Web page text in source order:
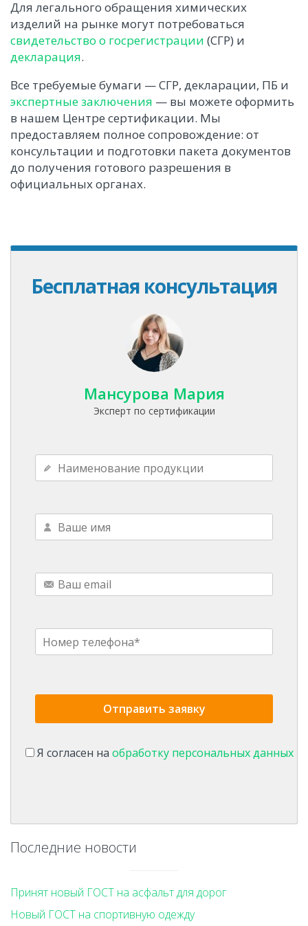
Для легального обращения химических
изделий на рынке могут потребоваться
свидетельство о госрегистрации (СГР) и
декларация.
Все требуемые бумаги — СГР, декларации, ПБ и
экспертные заключения — вы можете оформить
в нашем Центре сертификации. Мы
предоставляем полное сопровождение: от
консультации и подготовки пакета документов
до получения готового разрешения в
официальных органах.
Бесплатная консультация
Мансурова Мария
Эксперт по сертификации
Я согласен на обработку персональных данных
Последние новости
Принят новый ГОСТ на асфальт для дорог
Новый ГОСТ на спортивную одежду